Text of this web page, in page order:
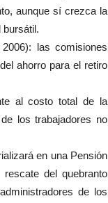
aunque sí crezca la
bursátil.
las comisiones
ahorro para el retiro
al costo total de la
los trabajadores no
en una Pensión
del quebranto
de los